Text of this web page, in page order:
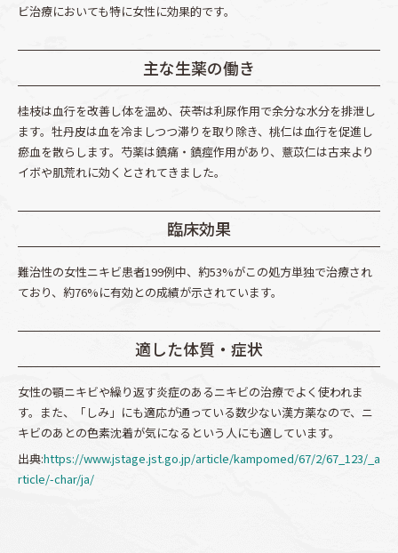
ビ治療においても特に女性に効果的です。
主な生薬の働き
桂枝は血行を改善し体を温め、茯苓は利尿作用で余分な水分を排泄し
ます。牡丹皮は血を冷ましつつ滞りを取り除き、桃仁は血行を促進し
瘀血を散らします。芍薬は鎮痛・鎮痙作用があり、薏苡仁は古来より
イボや肌荒れに効くとされてきました。
臨床効果
難治性の女性ニキビ患者199例中、約53%がこの処方単独で治療され
ており、約76%に有効との成績が示されています。
適した体質・症状
女性の顎ニキビや繰り返す炎症のあるニキビの治療でよく使われま
す。また、「しみ」にも適応が通っている数少ない漢方薬なので、ニ
キビのあとの色素沈着が気になるという人にも適しています。
出典:https://www.jstage.jst.go.jp/article/kampomed/67/2/67_123/_a
rticle/-char/ja/